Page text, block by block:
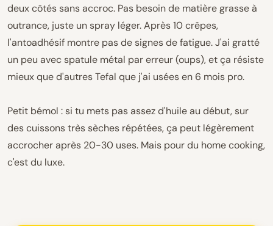
deux côtés sans accroc. Pas besoin de matière grasse à
outrance, juste un spray léger. Après 10 crêpes,
l'antoadhésif montre pas de signes de fatigue. J'ai gratté
un peu avec spatule métal par erreur (oups), et ça résiste
mieux que d'autres Tefal que j'ai usées en 6 mois pro.
Petit bémol : si tu mets pas assez d'huile au début, sur
des cuissons très sèches répétées, ça peut légèrement
accrocher après 20-30 uses. Mais pour du home cooking,
c'est du luxe.